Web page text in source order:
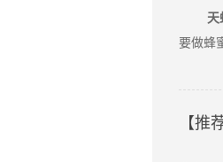
天
要做蜂
【推